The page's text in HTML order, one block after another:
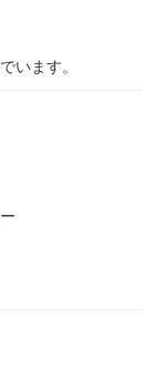
います。